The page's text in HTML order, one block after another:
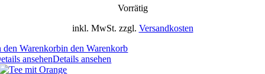
Vorrätig
inkl. MwSt. zzgl. Versandkosten
den Warenkorbin den Warenkorb
ansehenDetails ansehen